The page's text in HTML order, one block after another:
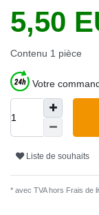
5,50
Contenu 1 pièce
Votre
Liste de souhaits
* avec TVA hors Frais de